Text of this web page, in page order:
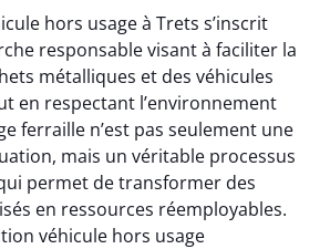
hors usage à Trets s’inscrit
responsable visant à faciliter la
métalliques et des véhicules
en respectant l’environnement
ferraille n’est pas seulement une
mais un véritable processus
permet de transformer des
en ressources réemployables.
véhicule hors usage